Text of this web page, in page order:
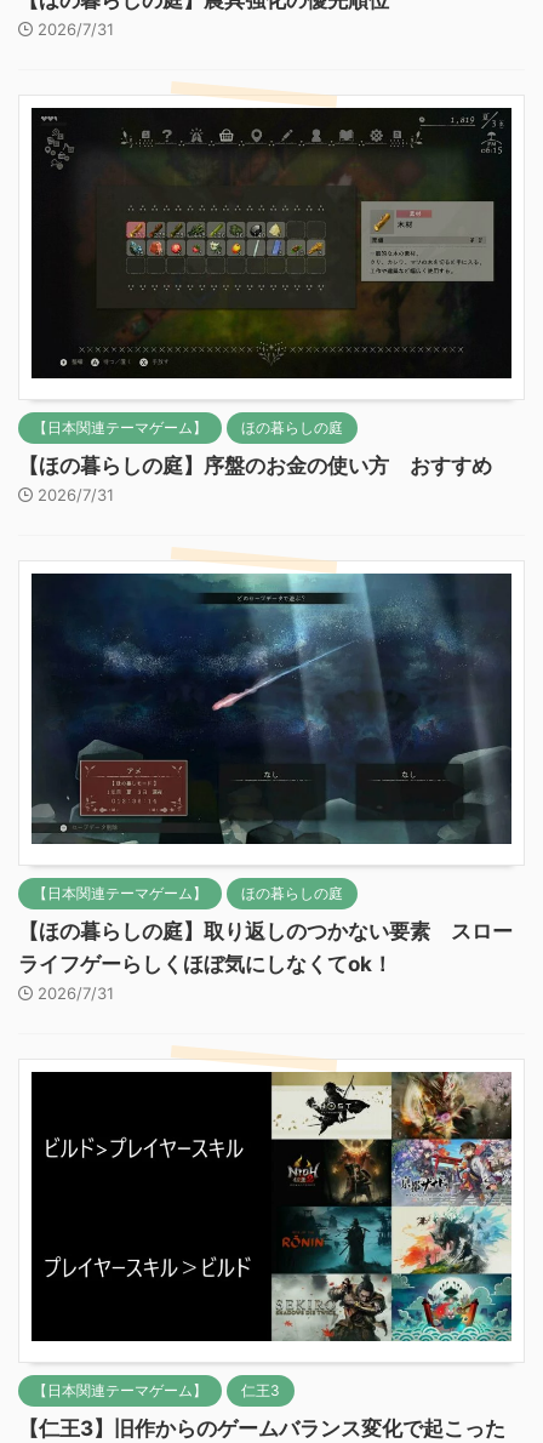
2026/7/31
【日本関連テーマゲーム】 ほの暮らしの庭
【ほの暮らしの庭】序盤のお金の使い方 おすすめ
2026/7/31
【日本関連テーマゲーム】 ほの暮らしの庭
【ほの暮らしの庭】取り返しのつかない要素 スロー
ライフゲーらしくほぼ気にしなくてok！
2026/7/31
【日本関連テーマゲーム】 仁王3
【仁王3】旧作からのゲームバランス変化で起こった